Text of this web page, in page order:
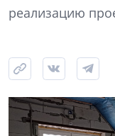
реализацию